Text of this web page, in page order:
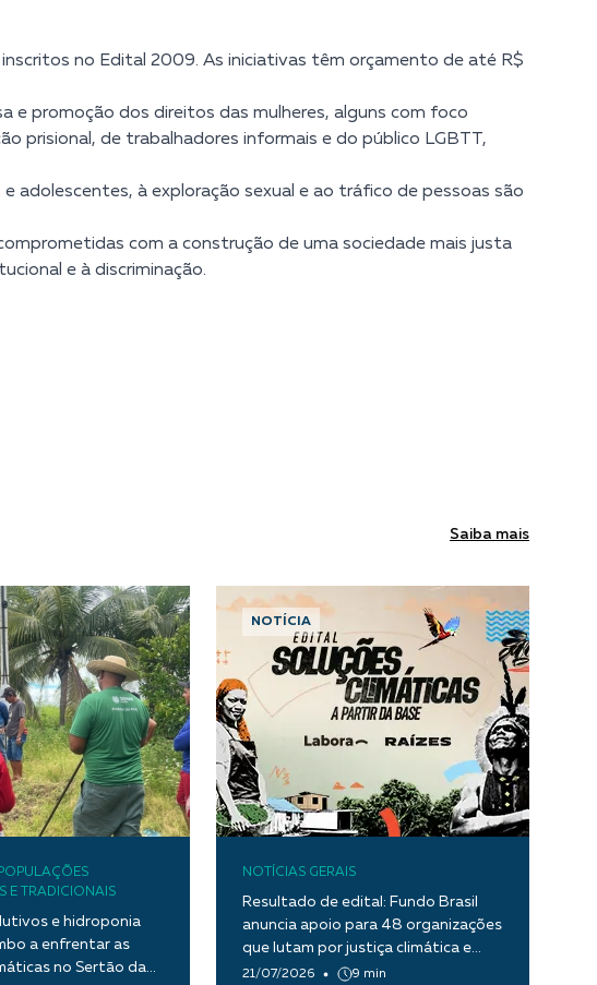
no Edital 2009. As iniciativas têm orçamento de até R$
e promoção dos direitos das mulheres, alguns com foco
prisional, de trabalhadores informais e do público LGBTT,
adolescentes, à exploração sexual e ao tráfico de pessoas são
com a construção de uma sociedade mais justa
e à discriminação.
Saiba mais
E TRADICIONAIS
e hidroponia
a enfrentar as
no Sertão da
NOTÍCIA
NOTÍCIAS GERAIS
Resultado de edital: Fundo Brasil
anuncia apoio para 48 organizações
que lutam por justiça climática e
transição ecológica justa
21/07/2026 9 min